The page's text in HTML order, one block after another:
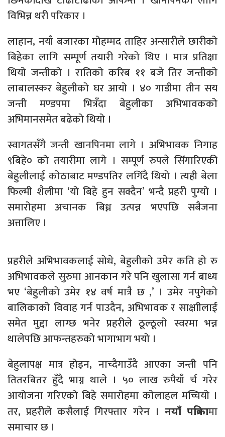
विभिन्न थरी परिकार ।
लाहान, नयाँ बजारका मोहम्मद ताहिर अन्सारीले छारीको
बिहेका लागि सम्पूर्ण तयारी गरेको थिए । मात्र प्रतिक्षा
थियो जन्तीको । रातिको करिब ११ बजे तिर जन्तीको
लाबालस्कर बेहुलीको घर आयो । ४० गाडीमा तीन सय
जन्ती मण्डपमा भित्रँदा बेहुलीका अभिभावकको
अभिमानसमेत बढेको थियो ।
स्वागतसँगै जन्ती खानपिनमा लागे । अभिभावक निगाह
९बिहे० को तयारीमा लागे । सम्पूर्ण रुपले सिँगारिएकी
बेहुलीलाई कोठाबाट मण्डपतिर लगिँदै थियो । त्यही बेला
फिल्मी शैलीमा ‘यो बिहे हुन सक्दैन’ भन्दै प्रहरी पुग्यो ।
समारोहमा अचानक बिध्न उत्पन्न भएपछि सबैजना
अत्तालिए ।
प्रहरीले अभिभावकलाई सोधे, बेहुलीको उमेर कति हो रु
अभिभावकले सुरुमा आनकान गरे पनि खुलासा गर्न बाध्य
भए ‘बेहुलीको उमेर १४ वर्ष मात्रै छ ,’ । उमेर नपुगेको
बालिकाको विवाह गर्न पाउदैन, अभिभावक र साक्षाीलाई
समेत मुद्दा लाग्छ भनेर प्रहरीले ठूल्ठूलो स्वरमा भन्न
थालेपछि आफन्तहरुको भागाभाग भयो ।
बेहुलापक्ष मात्र होइन, नाच्दैगाउँदै आएका जन्ती पनि
तितरबितर हुँदै भाग्न थाले । ५० लाख रुपैयाँ र्च गरेर
आयोजना गरिएको बिहे समारोहमा कोलाहल मच्चियो ।
तर, प्रहरीले कसैलाई गिरफ्तार गरेन । नयाँ पत्रिकामा
समाचार छ ।